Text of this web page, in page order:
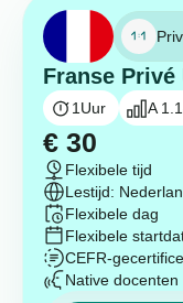
Franse
1Uur A
€ 30
Flexibele tijd
Lestijd:
Flexibele dag
Flexibele
CEFR-
Native docenten